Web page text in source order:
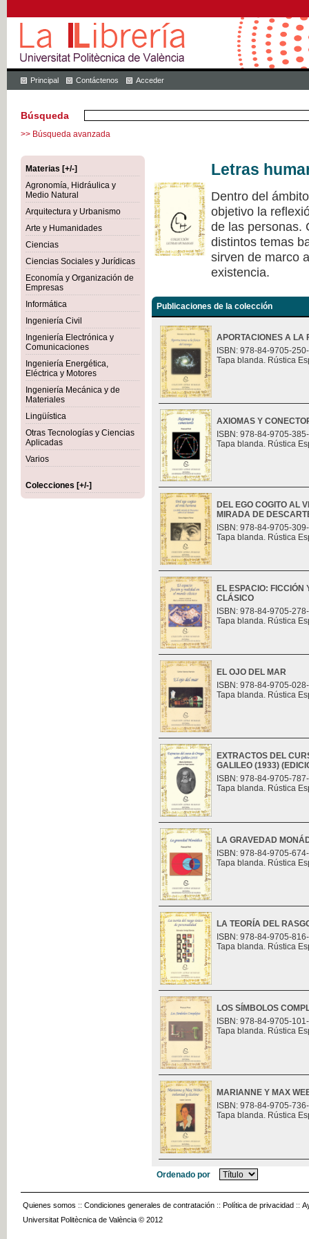
Principal Contáctenos Acceder
Búsqueda
>> Búsqueda avanzada
Materias [+/-]
Agronomía, Hidráulica y
Medio Natural
Arquitectura y Urbanismo
Arte y Humanidades
Ciencias
Ciencias Sociales y Jurídicas
Economía y Organización de
Empresas
Informática
Ingeniería Civil
Ingeniería Electrónica y
Comunicaciones
Ingeniería Energética,
Eléctrica y Motores
Ingeniería Mecánica y de
Materiales
Lingüística
Otras Tecnologías y Ciencias
Aplicadas
Varios
Colecciones [+/-]
Letras
Dentro del
objetivo la
de las personas.
distintos temas
sirven de marco
existencia.
Publicaciones de la colección
APORTACIONES A LA
ISBN: 978-84-9705-
Tapa blanda. Rústica
AXIOMAS Y
ISBN: 978-84-9705-
Tapa blanda. Rústica
DEL EGO COGITO AL
MIRADA DE
ISBN: 978-84-9705-
Tapa blanda. Rústica
EL ESPACIO:
CLÁSICO
ISBN: 978-84-9705-
Tapa blanda. Rústica
EL OJO DEL MAR
ISBN: 978-84-9705-
Tapa blanda. Rústica
EXTRACTOS DEL
GALILEO (1933)
ISBN: 978-84-9705-
Tapa blanda. Rústica
LA GRAVEDAD
ISBN: 978-84-9705-
Tapa blanda. Rústica
LA TEORÍA DEL
ISBN: 978-84-9705-
Tapa blanda. Rústica
LOS SÍMBOLOS
ISBN: 978-84-9705-
Tapa blanda. Rústica
MARIANNE Y MAX
ISBN: 978-84-9705-
Tapa blanda. Rústica
Ordenado por
Quienes somos :: Condiciones generales de contratación :: Política de privacidad ::
Universitat Politècnica de València © 2012